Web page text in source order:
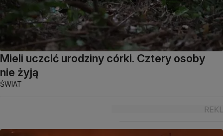
Mieli uczcić urodziny córki. Cztery osoby
nie żyją
ŚWIAT